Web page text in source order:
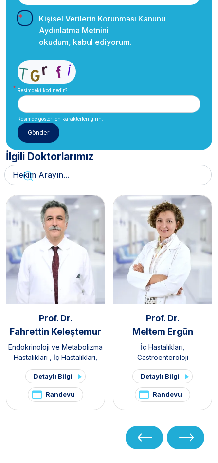
Kişisel Verilerin Korunması Kanunu
Aydınlatma Metnini
okudum, kabul ediyorum.
Resimdeki kod nedir?
Resimde gösterilen karakterleri girin.
İlgili Doktorlarımız
Prof. Dr.
Fahrettin Keleştemur
Endokrinoloji ve Metabolizma
Hastalıkları
İç Hastalıkları
Tiroid - Paratiroid Hastalıkları
ve Cerrahisi Kliniği,
Hipofiz
Kliniği,Polikistik Over
Sendromu / PKOS ve
Hirsutizm Kliniği,Hirsutizm
Detaylı Bilgi
Randevu
Prof. Dr.
Meltem Ergün
İç Hastalıkları
Gastroenteroloji
Detaylı Bilgi
Randevu